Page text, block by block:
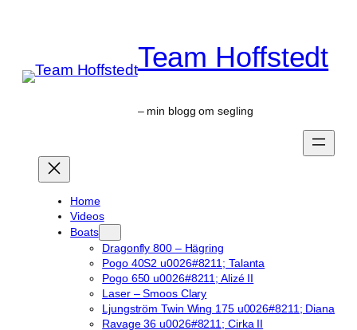
Team Hoffstedt
– min blogg om segling
Home
Videos
Boats
Dragonfly 800 – Hägring
Pogo 40S2 u0026#8211; Talanta
Pogo 650 u0026#8211; Alizé II
Laser – Smoos Clary
Ljungström Twin Wing 175 u0026#8211; Diana
Ravage 36 u0026#8211; Cirka II